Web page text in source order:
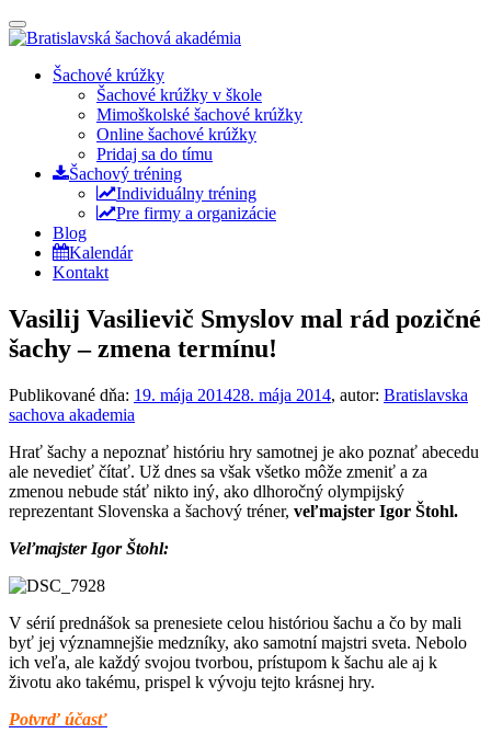
Prepínateľná
navigácia
Prejsť
Šachové krúžky
Šachové krúžky v škole
Mimoškolské šachové krúžky
Online šachové krúžky
Pridaj sa do tímu
Šachový tréning
Individuálny tréning
Pre firmy a organizácie
Blog
Kalendár
Kontakt
Vasilij Vasilievič Smyslov mal rád pozičné
šachy – zmena termínu!
Publikované dňa: 19. mája 201428. mája 2014, autor: Bratislavska
sachova akademia
Hrať šachy a nepoznať históriu hry samotnej je ako poznať abecedu
ale nevedieť čítať. Už dnes sa však všetko môže zmeniť a za
zmenou nebude stáť nikto iný, ako dlhoročný olympijský
reprezentant Slovenska a šachový tréner, veľmajster Igor Štohl.
Veľmajster Igor Štohl:
V sérií prednášok sa prenesiete celou históriou šachu a čo by mali
byť jej významnejšie medzníky, ako samotní majstri sveta. Nebolo
ich veľa, ale každý svojou tvorbou, prístupom k šachu ale aj k
životu ako takému, prispel k vývoju tejto krásnej hry.
Potvrď účasť